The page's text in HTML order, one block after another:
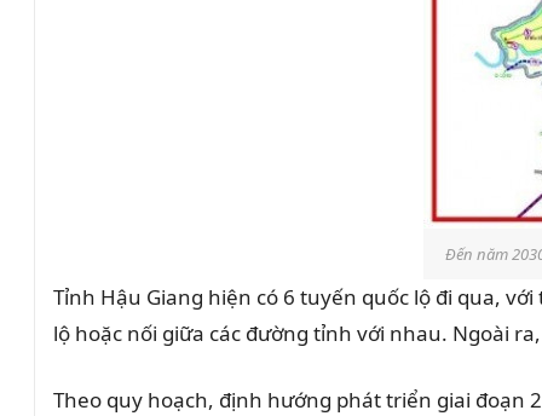
Đến năm
Tỉnh Hậu Giang hiện có 6 tuyến quốc lộ đi qua,
lộ hoặc nối giữa các đường tỉnh với nhau. Ngoài
Theo quy hoạch, định hướng phát triển giai đoạn